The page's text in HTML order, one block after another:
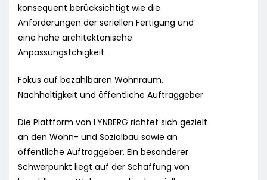
konsequent berücksichtigt wie die
Anforderungen der seriellen Fertigung und
eine hohe architektonische
Anpassungsfähigkeit.
Fokus auf bezahlbaren Wohnraum,
Nachhaltigkeit und öffentliche Auftraggeber
Die Plattform von LYNBERG richtet sich gezielt
an den Wohn- und Sozialbau sowie an
öffentliche Auftraggeber. Ein besonderer
Schwerpunkt liegt auf der Schaffung von